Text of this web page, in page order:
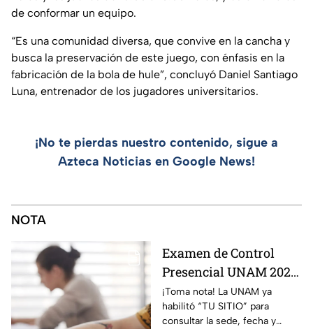
de conformar un equipo.
“Es una comunidad diversa, que convive en la cancha y
busca la preservación de este juego, con énfasis en la
fabricación de la bola de hule”, concluyó Daniel Santiago
Luna, entrenador de los jugadores universitarios.
¡No te pierdas nuestro contenido, sigue a
Azteca Noticias en Google News!
NOTA
Examen de Control
Presencial UNAM 2026:
consulta aquí tu sede,
fecha y horario
¡Toma nota! La UNAM ya
habilitó “TU SITIO” para
consultar la sede, fecha y